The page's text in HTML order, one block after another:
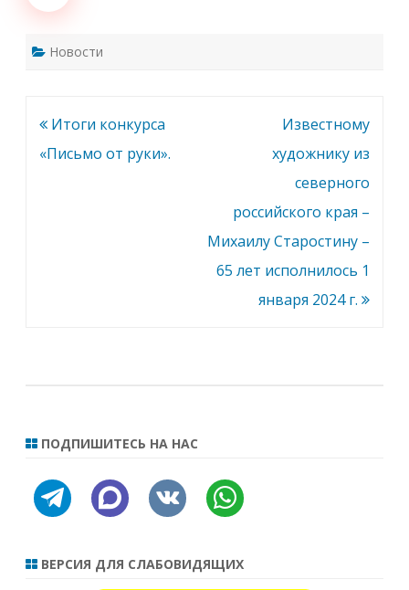
Новости
Навигация
по
Итоги конкурса
«Письмо от руки».
Известному
художнику из
северного
российского края –
Михаилу Старостину –
65 лет исполнилось 1
января 2024 г.
ПОДПИШИТЕСЬ НА НАС
telegram discourse vkontakte whatsapp
ВЕРСИЯ ДЛЯ СЛАБОВИДЯЩИХ